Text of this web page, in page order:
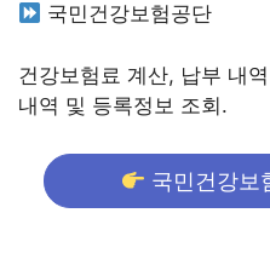
국민건강보험공단
건강보험료 계산, 납부 내
내역 및 등록정보 조회.
국민건강보